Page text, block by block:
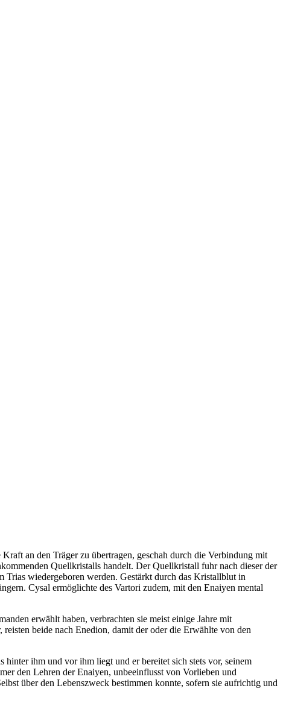
an den Träger zu übertragen, geschah durch die Verbindung mit
Quellkristalls handelt. Der Quellkristall fuhr nach dieser der
wiedergeboren werden. Gestärkt durch das Kristallblut in
Cysal ermöglichte des Vartori zudem, mit den Enaiyen mental
erwählt haben, verbrachten sie meist einige Jahre mit
beide nach Enedion, damit der oder die Erwählte von den
ihm und vor ihm liegt und er bereitet sich stets vor, seinem
den Lehren der Enaiyen, unbeeinflusst von Vorlieben und
über den Lebenszweck bestimmen konnte, sofern sie aufrichtig und